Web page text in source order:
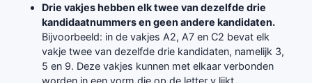
Drie vakjes hebben elk twee van dezelfde drie
kandidaatnummers en geen andere kandidaten.
Bijvoorbeeld: in de vakjes A2, A7 en C2 bevat elk
vakje twee van dezelfde drie kandidaten, namelijk 3,
5 en 9. Deze vakjes kunnen met elkaar verbonden
worden in een vorm die op de letter y lijkt.